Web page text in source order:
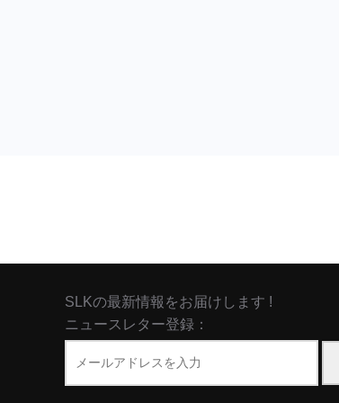
SLKの最新情報をお届けします !
ニュースレター登録：